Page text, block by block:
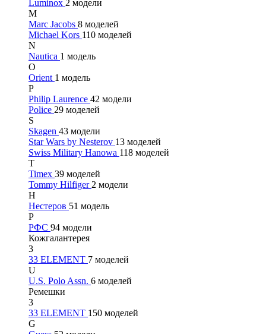
Luminox 2 модели
M
Marc Jacobs 8 моделей
Michael Kors 110 моделей
N
Nautica 1 модель
O
Orient 1 модель
P
Philip Laurence 42 модели
Police 29 моделей
S
Skagen 43 модели
Star Wars by Nesterov 13 моделей
Swiss Military Hanowa 118 моделей
T
Timex 39 моделей
Tommy Hilfiger 2 модели
Н
Нестеров 51 модель
Р
РФС 94 модели
Кожгалантерея
3
33 ELEMENT 7 моделей
U
U.S. Polo Assn. 6 моделей
Ремешки
3
33 ELEMENT 150 моделей
G